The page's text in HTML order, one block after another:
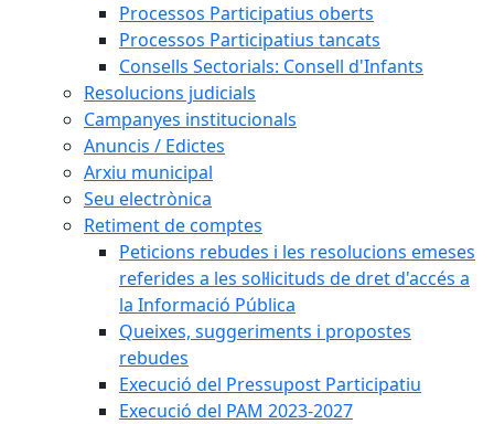
Processos Participatius oberts
Processos Participatius tancats
Consells Sectorials: Consell d'Infants
Resolucions judicials
Campanyes institucionals
Anuncis / Edictes
Arxiu municipal
Seu electrònica
Retiment de comptes
Peticions rebudes i les resolucions emeses
referides a les sol·licituds de dret d'accés a
la Informació Pública
Queixes, suggeriments i propostes
rebudes
Execució del Pressupost Participatiu
Execució del PAM 2023-2027